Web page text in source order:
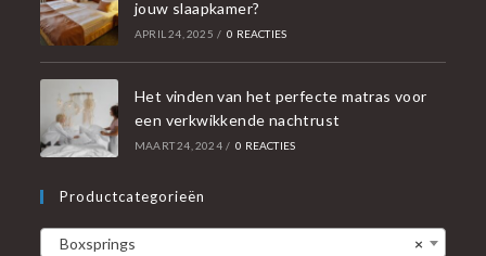
jouw slaapkamer?
APRIL 24, 2025 / 0 REACTIES
Het vinden van het perfecte matras voor
een verkwikkende nachtrust
MAART 24, 2024 / 0 REACTIES
Productcategorieën
×
Boxsprings